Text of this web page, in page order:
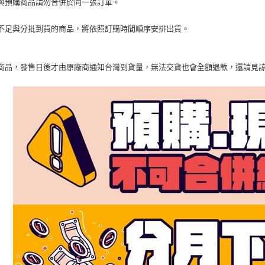
預購商品請勿合併於同一張訂單。
足與分批到貨的商品，將依照訂購時間順序安排出貨。
品，發售日後才由原廠商通知台灣到貨量，無法交貨也會全額退款，還請見